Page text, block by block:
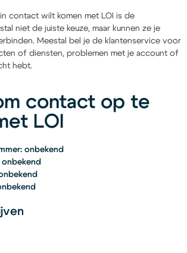
contact wilt komen met LOI is de
niet de juiste keuze, maar kunnen ze je
Meestal bel je de klantenservice voor
of diensten, problemen met je account of
hebt.
contact op te
LOI
onbekend